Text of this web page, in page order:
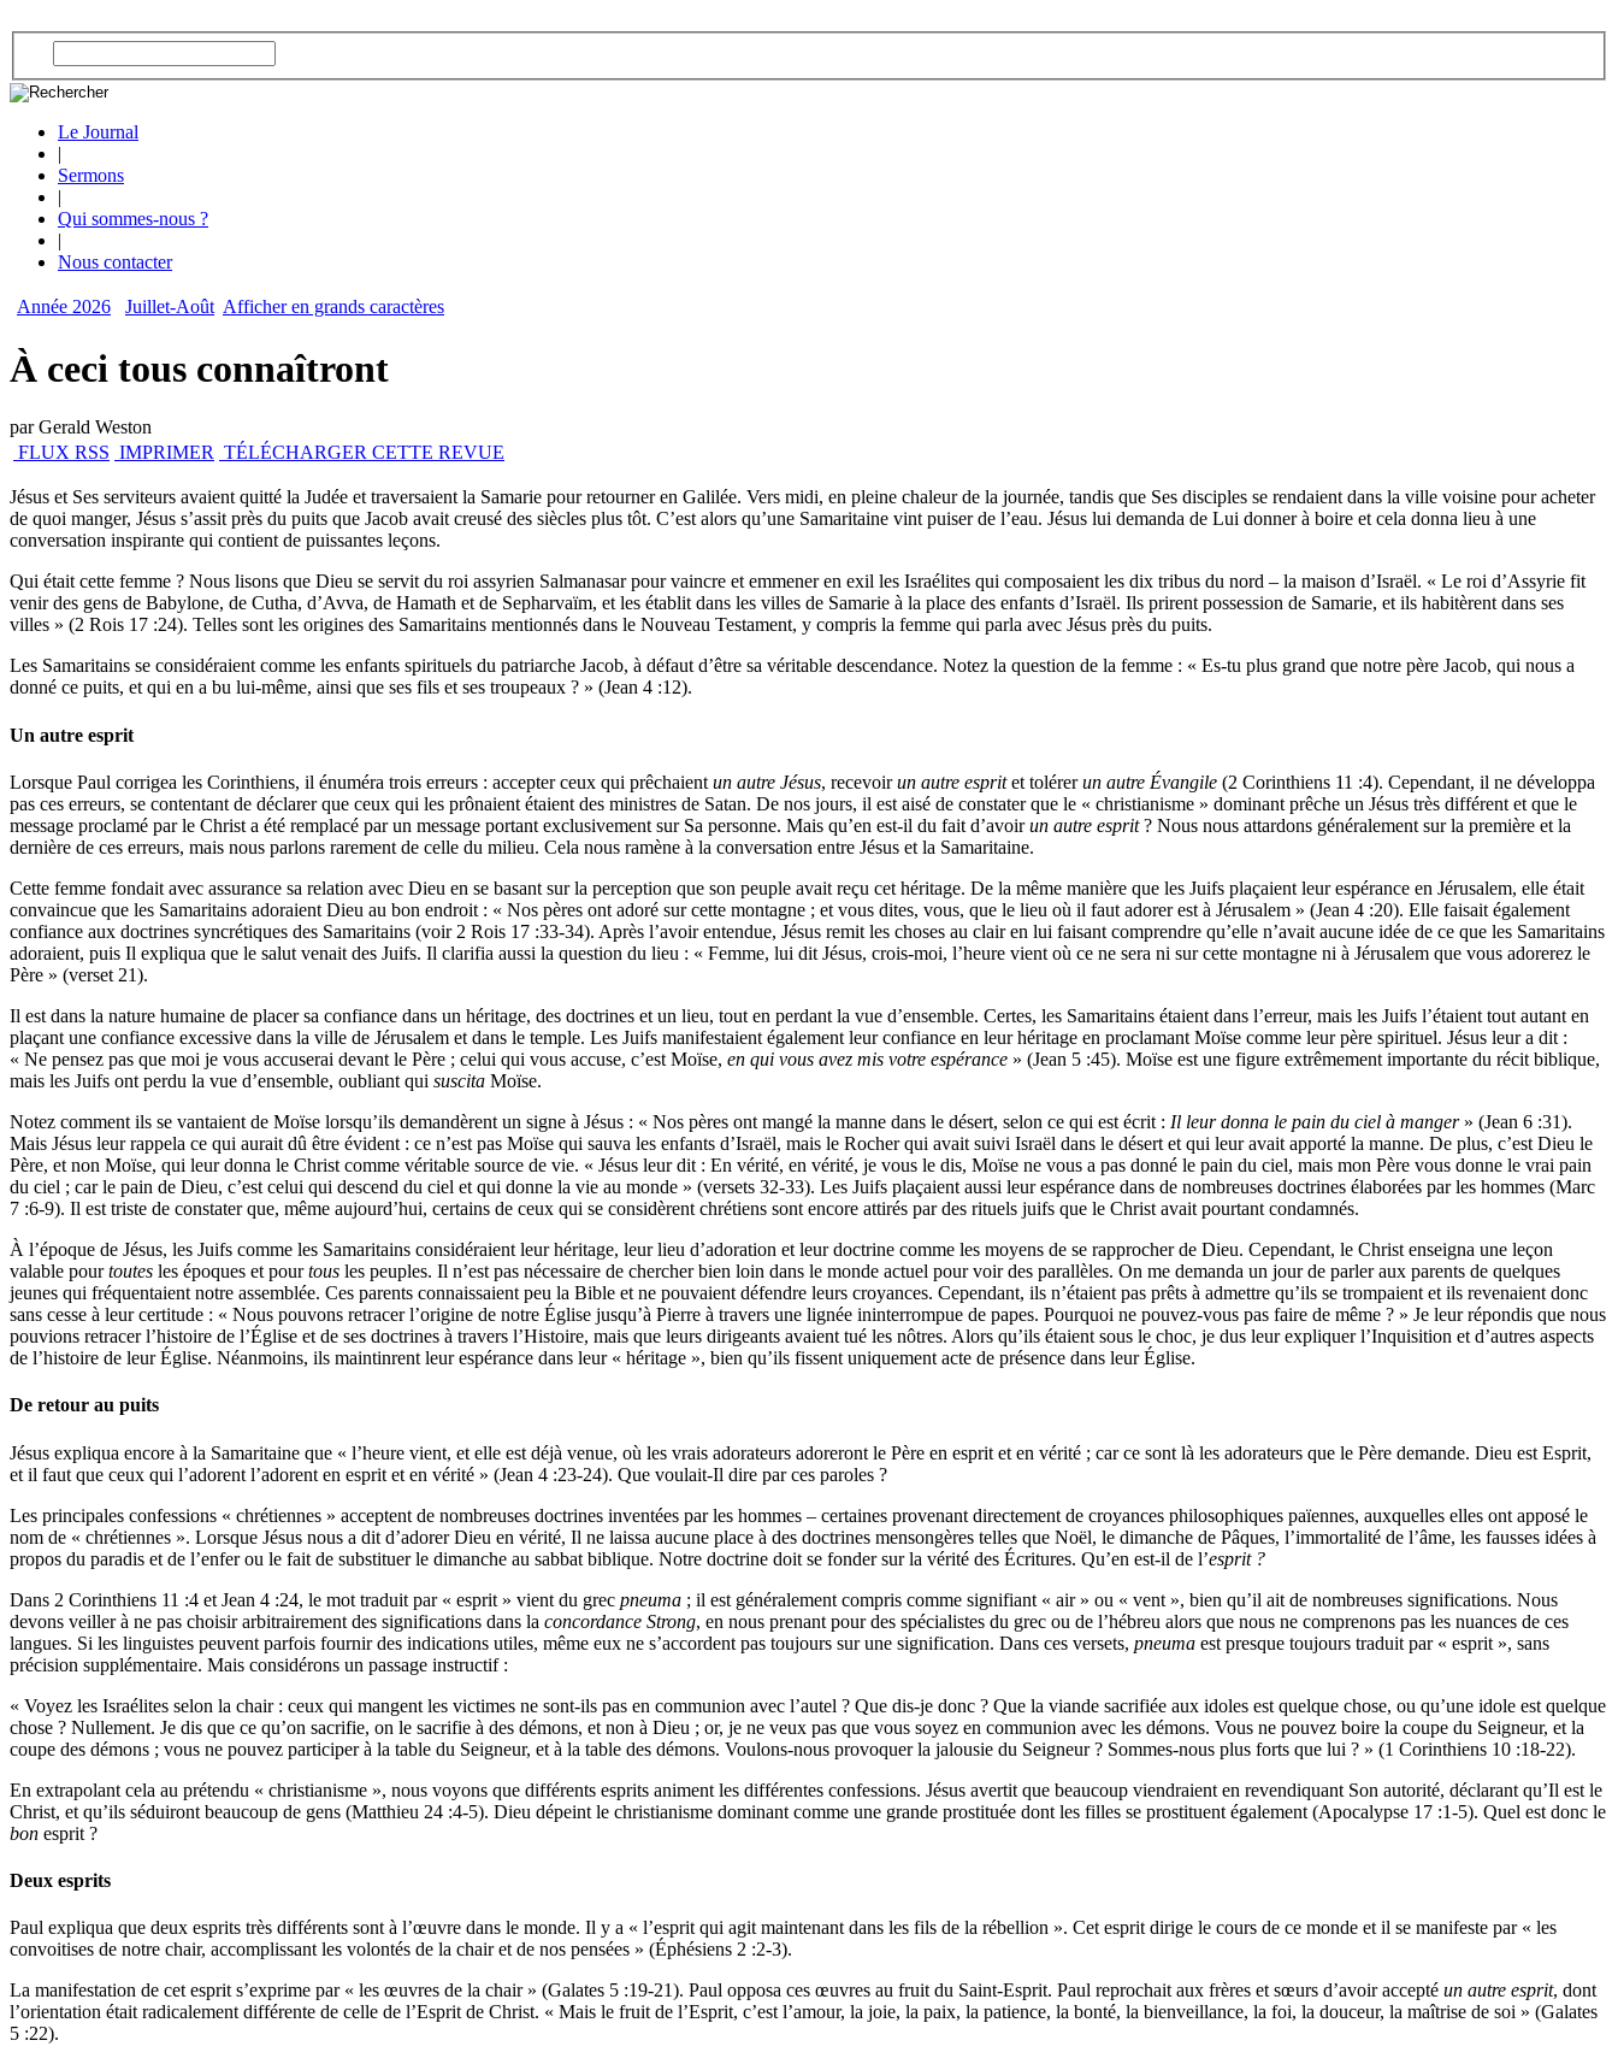
Le Journal
|
Sermons
|
Qui sommes-nous ?
|
Nous contacter
Année 2026 Juillet-Août Afficher en grands caractères
À ceci tous connaîtront
par Gerald Weston
FLUX RSS IMPRIMER TÉLÉCHARGER CETTE REVUE
Jésus et Ses serviteurs avaient quitté la Judée et traversaient la Samarie pour retourner en Galilée. Vers midi, en pleine chaleur de la journée, tandis que Ses disciples se rendaient dans la ville voisine pour acheter
de quoi manger, Jésus s’assit près du puits que Jacob avait creusé des siècles plus tôt. C’est alors qu’une Samaritaine vint puiser de l’eau. Jésus lui demanda de Lui donner à boire et cela donna lieu à une
conversation inspirante qui contient de puissantes leçons.
Qui était cette femme ? Nous lisons que Dieu se servit du roi assyrien Salmanasar pour vaincre et emmener en exil les Israélites qui composaient les dix tribus du nord – la maison d’Israël. « Le roi d’Assyrie fit
venir des gens de Babylone, de Cutha, d’Avva, de Hamath et de Sepharvaïm, et les établit dans les villes de Samarie à la place des enfants d’Israël. Ils prirent possession de Samarie, et ils habitèrent dans ses
villes » (2 Rois 17 :24). Telles sont les origines des Samaritains mentionnés dans le Nouveau Testament, y compris la femme qui parla avec Jésus près du puits.
Les Samaritains se considéraient comme les enfants spirituels du patriarche Jacob, à défaut d’être sa véritable descendance. Notez la question de la femme : « Es-tu plus grand que notre père Jacob, qui nous a
donné ce puits, et qui en a bu lui-même, ainsi que ses fils et ses troupeaux ? » (Jean 4 :12).
Un autre esprit
Lorsque Paul corrigea les Corinthiens, il énuméra trois erreurs : accepter ceux qui prêchaient un autre Jésus, recevoirun autre espritet tolérerun autre Évangile (2 Corinthiens 11 :4). Cependant, il ne développa
pas ces erreurs, se contentant de déclarer que ceux qui les prônaient étaient des ministres de Satan. De nos jours, il est aisé de constater que le « christianisme » dominant prêche un Jésus très différent et que le
message proclamé par le Christ a été remplacé par un message portant exclusivement sur Sa personne. Mais qu’en est-il du fait d’avoirun autre esprit? Nous nous attardons généralement sur la première et la
dernière de ces erreurs, mais nous parlons rarement de celle du milieu. Cela nous ramène à la conversation entre Jésus et la Samaritaine.
Cette femme fondait avec assurance sa relation avec Dieu en se basant sur la perception que son peuple avait reçu cet héritage. De la même manière que les Juifs plaçaient leur espérance en Jérusalem, elle était
convaincue que les Samaritains adoraient Dieu au bon endroit : « Nos pères ont adoré sur cette montagne ; et vous dites, vous, que le lieu où il faut adorer est à Jérusalem » (Jean 4 :20). Elle faisait également
confiance aux doctrines syncrétiques des Samaritains (voir 2 Rois 17 :33-34). Après l’avoir entendue, Jésus remit les choses au clair en lui faisant comprendre qu’elle n’avait aucune idée de ce que les Samaritains
adoraient, puis Il expliqua que le salut venait des Juifs. Il clarifia aussi la question du lieu : « Femme, lui dit Jésus, crois-moi, l’heure vient où ce ne sera ni sur cette montagne ni à Jérusalem que vous adorerez le
Père » (verset 21).
Il est dans la nature humaine de placer sa confiance dans un héritage, des doctrines et un lieu, tout en perdant la vue d’ensemble. Certes, les Samaritains étaient dans l’erreur, mais les Juifs l’étaient tout autant en
plaçant une confiance excessive dans la ville de Jérusalem et dans le temple. Les Juifs manifestaient également leur confiance en leur héritage en proclamant Moïse comme leur père spirituel. Jésus leur a dit :
« Ne pensez pas que moi je vous accuserai devant le Père ; celui qui vous accuse, c’est Moïse, en qui vous avez mis votre espérance » (Jean 5 :45). Moïse est une figure extrêmement importante du récit biblique,
mais les Juifs ont perdu la vue d’ensemble, oubliant qui suscita Moïse.
Notez comment ils se vantaient de Moïse lorsqu’ils demandèrent un signe à Jésus : « Nos pères ont mangé la manne dans le désert, selon ce qui est écrit : Il leur donna le pain du ciel à manger» (Jean 6 :31).
Mais Jésus leur rappela ce qui aurait dû être évident : ce n’est pas Moïse qui sauva les enfants d’Israël, mais le Rocher qui avait suivi Israël dans le désert et qui leur avait apporté la manne. De plus, c’est Dieu le
Père, et non Moïse, qui leur donna le Christ comme véritable source de vie. « Jésus leur dit : En vérité, en vérité, je vous le dis, Moïse ne vous a pas donné le pain du ciel, mais mon Père vous donne le vrai pain
du ciel ; car le pain de Dieu, c’est celui qui descend du ciel et qui donne la vie au monde » (versets 32-33). Les Juifs plaçaient aussi leur espérance dans de nombreuses doctrines élaborées par les hommes (Marc
7 :6-9). Il est triste de constater que, même aujourd’hui, certains de ceux qui se considèrent chrétiens sont encore attirés par des rituels juifs que le Christ avait pourtant condamnés.
À l’époque de Jésus, les Juifs comme les Samaritains considéraient leur héritage, leur lieu d’adoration et leur doctrine comme les moyens de se rapprocher de Dieu. Cependant, le Christ enseigna une leçon
valable pourtoutes les époques et pourtous les peuples. Il n’est pas nécessaire de chercher bien loin dans le monde actuel pour voir des parallèles. On me demanda un jour de parler aux parents de quelques
jeunes qui fréquentaient notre assemblée. Ces parents connaissaient peu la Bible et ne pouvaient défendre leurs croyances. Cependant, ils n’étaient pas prêts à admettre qu’ils se trompaient et ils revenaient donc
sans cesse à leur certitude : « Nous pouvons retracer l’origine de notre Église jusqu’à Pierre à travers une lignée ininterrompue de papes. Pourquoi ne pouvez-vous pas faire de même ? » Je leur répondis que nous
pouvions retracer l’histoire de l’Église et de ses doctrines à travers l’Histoire, mais que leurs dirigeants avaient tué les nôtres. Alors qu’ils étaient sous le choc, je dus leur expliquer l’Inquisition et d’autres aspects
de l’histoire de leur Église. Néanmoins, ils maintinrent leur espérance dans leur « héritage », bien qu’ils fissent uniquement acte de présence dans leur Église.
De retour au puits
Jésus expliqua encore à la Samaritaine que « l’heure vient, et elle est déjà venue, où les vrais adorateurs adoreront le Père en esprit et en vérité ; car ce sont là les adorateurs que le Père demande. Dieu est Esprit,
et il faut que ceux qui l’adorent l’adorent en esprit et en vérité » (Jean 4 :23-24). Que voulait-Il dire par ces paroles ?
Les principales confessions « chrétiennes » acceptent de nombreuses doctrines inventées par les hommes – certaines provenant directement de croyances philosophiques païennes, auxquelles elles ont apposé le
nom de « chrétiennes ». Lorsque Jésus nous a dit d’adorer Dieu en vérité, Il ne laissa aucune place à des doctrines mensongères telles que Noël, le dimanche de Pâques, l’immortalité de l’âme, les fausses idées à
propos du paradis et de l’enfer ou le fait de substituer le dimanche au sabbat biblique. Notre doctrine doit se fonder sur la vérité des Écritures. Qu’en est-il de l’esprit ?
Dans 2 Corinthiens 11 :4 et Jean 4 :24, le mot traduit par « esprit » vient du grec pneuma ; il est généralement compris comme signifiant « air » ou « vent », bien qu’il ait de nombreuses significations. Nous
devons veiller à ne pas choisir arbitrairement des significations dans la concordance Strong, en nous prenant pour des spécialistes du grec ou de l’hébreu alors que nous ne comprenons pas les nuances de ces
langues. Si les linguistes peuvent parfois fournir des indications utiles, même eux ne s’accordent pas toujours sur une signification. Dans ces versets, pneuma est presque toujours traduit par « esprit », sans
précision supplémentaire. Mais considérons un passage instructif :
« Voyez les Israélites selon la chair : ceux qui mangent les victimes ne sont-ils pas en communion avec l’autel ? Que dis-je donc ? Que la viande sacrifiée aux idoles est quelque chose, ou qu’une idole est quelque
chose ? Nullement. Je dis que ce qu’on sacrifie, on le sacrifie à des démons, et non à Dieu ; or, je ne veux pas que vous soyez en communion avec les démons. Vous ne pouvez boire la coupe du Seigneur, et la
coupe des démons ; vous ne pouvez participer à la table du Seigneur, et à la table des démons. Voulons-nous provoquer la jalousie du Seigneur ? Sommes-nous plus forts que lui ? » (1 Corinthiens 10 :18-22).
En extrapolant cela au prétendu « christianisme », nous voyons que différents esprits animent les différentes confessions. Jésus avertit que beaucoup viendraient en revendiquant Son autorité, déclarant qu’Il est le
Christ, et qu’ils séduiront beaucoup de gens (Matthieu 24 :4-5). Dieu dépeint le christianisme dominant comme une grande prostituée dont les filles se prostituent également (Apocalypse 17 :1-5). Quel est donc le
bon esprit ?
Deux esprits
Paul expliqua que deux esprits très différents sont à l’œuvre dans le monde. Il y a « l’esprit qui agit maintenant dans les fils de la rébellion ». Cet esprit dirige le cours de ce monde et il se manifeste par « les
convoitises de notre chair, accomplissant les volontés de la chair et de nos pensées » (Éphésiens 2 :2-3).
La manifestation de cet esprit s’exprime par « les œuvres de la chair » (Galates 5 :19-21). Paul opposa ces œuvres au fruit du Saint-Esprit. Paul reprochait aux frères et sœurs d’avoir accepté un autre esprit, dont
l’orientation était radicalement différente de celle de l’Esprit de Christ. « Mais le fruit de l’Esprit, c’est l’amour, la joie, la paix, la patience, la bonté, la bienveillance, la foi, la douceur, la maîtrise de soi » (Galates
5 :22).